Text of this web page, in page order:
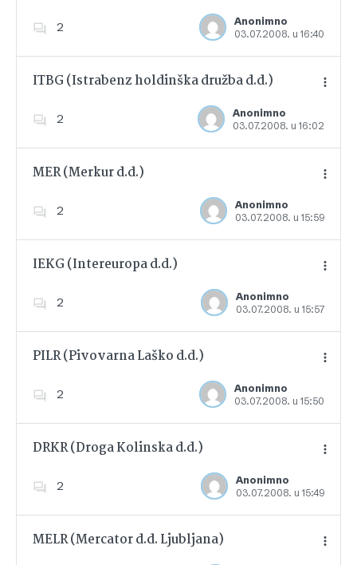
2
Anonimno
03.07.2008. u 16:40
Dodajte u favorite
ITBG (Istrabenz holdinška družba d.d.)
2
Anonimno
03.07.2008. u 16:02
Dodajte u favorite
MER (Merkur d.d.)
2
Anonimno
03.07.2008. u 15:59
Dodajte u favorite
IEKG (Intereuropa d.d.)
2
Anonimno
03.07.2008. u 15:57
Dodajte u favorite
PILR (Pivovarna Laško d.d.)
2
Anonimno
03.07.2008. u 15:50
Dodajte u favorite
DRKR (Droga Kolinska d.d.)
2
Anonimno
03.07.2008. u 15:49
Dodajte u favorite
MELR (Mercator d.d. Ljubljana)